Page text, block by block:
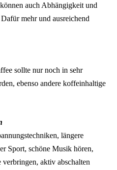
auch Abhängigkeit und
mehr und ausreichend
sollte nur noch in sehr
ebenso andere koffeinhaltige
längere
Sport, schöne Musik hören,
aktiv abschalten